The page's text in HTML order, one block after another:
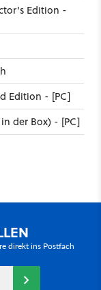
Edition -
Edition - [PC]
der Box) - [PC]
direkt ins Postfach